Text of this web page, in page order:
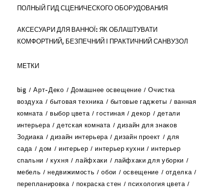
ПОЛНЫЙ ГИД СЦЕНИЧЕСКОГО ОБОРУДОВАНИЯ
АКСЕСУАРИ ДЛЯ ВАННОЇ: ЯК ОБЛАШТУВАТИ
КОМФОРТНИЙ, БЕЗПЕЧНИЙ І ПРАКТИЧНИЙ САНВУЗОЛ
МЕТКИ
big Арт-Деко Домашнее освещение
Очистка
воздуха
бытовая техника бытовые гаджеты
ванная
комната
выбор цвета гостиная декор
детали
интерьера
детская комната
дизайн для знаков
Зодиака
дизайн интерьера дизайн проект
для
сада
дом интерьер интерьер кухни
интерьер
спальни
кухня лайфхаки
лайфхаки для уборки
мебель
недвижимость обои освещение
отделка
перепланировка
покраска стен
психология цвета